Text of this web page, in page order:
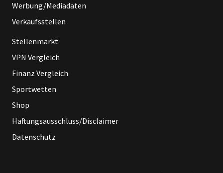
Werbung/Mediadaten
Verkaufsstellen
Stellenmarkt
VPN Vergleich
Finanz Vergleich
Sportwetten
Shop
Haftungsausschluss/Disclaimer
Datenschutz